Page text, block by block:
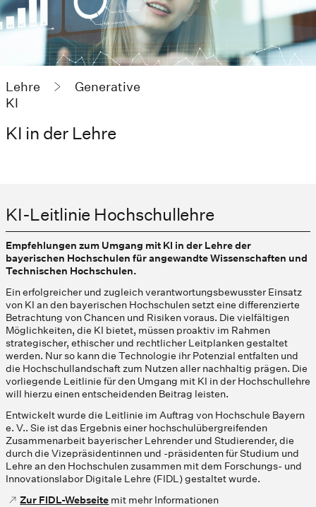
Lehre
Generative
KI
KI in der Lehre
KI-Leitlinie Hochschullehre
Empfehlungen zum Umgang mit KI in der Lehre der
bayerischen Hochschulen für angewandte Wissenschaften und
Technischen Hochschulen.
Ein erfolgreicher und zugleich verantwortungsbewusster Einsatz
von KI an den bayerischen Hochschulen setzt eine differenzierte
Betrachtung von Chancen und Risiken voraus. Die vielfältigen
Möglichkeiten, die KI bietet, müssen proaktiv im Rahmen
strategischer, ethischer und rechtlicher Leitplanken gestaltet
werden. Nur so kann die Technologie ihr Potenzial entfalten und
die Hochschullandschaft zum Nutzen aller nachhaltig prägen. Die
vorliegende Leitlinie für den Umgang mit KI in der Hochschullehre
will hierzu einen entscheidenden Beitrag leisten.
Entwickelt wurde die Leitlinie im Auftrag von Hochschule Bayern
e. V.. Sie ist das Ergebnis einer hochschulübergreifenden
Zusammenarbeit bayerischer Lehrender und Studierender, die
durch die Vizepräsidentinnen und -präsidenten für Studium und
Lehre an den Hochschulen zusammen mit dem Forschungs- und
Innovationslabor Digitale Lehre (FIDL) gestaltet wurde.
Zur FIDL-Webseite mit mehr Informationen